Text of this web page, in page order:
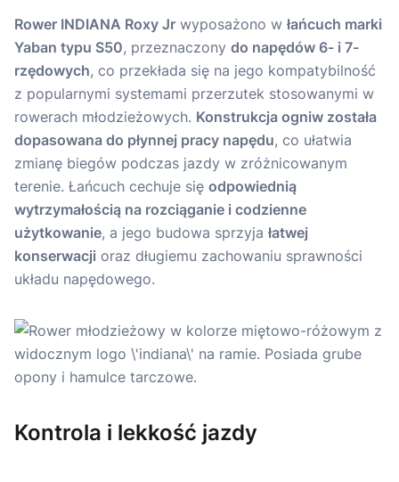
Rower INDIANA Roxy Jr wyposażono w łańcuch marki
Yaban typu S50, przeznaczony do napędów 6- i 7-
rzędowych, co przekłada się na jego kompatybilność
z popularnymi systemami przerzutek stosowanymi w
rowerach młodzieżowych. Konstrukcja ogniw została
dopasowana do płynnej pracy napędu, co ułatwia
zmianę biegów podczas jazdy w zróżnicowanym
terenie. Łańcuch cechuje się odpowiednią
wytrzymałością na rozciąganie i codzienne
użytkowanie, a jego budowa sprzyja łatwej
konserwacji oraz długiemu zachowaniu sprawności
układu napędowego.
Kontrola i lekkość jazdy